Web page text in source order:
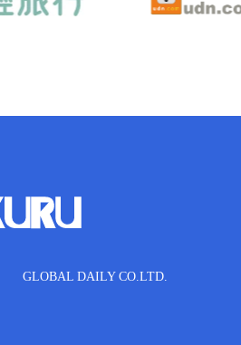
GLOBAL DAILY CO.LTD.